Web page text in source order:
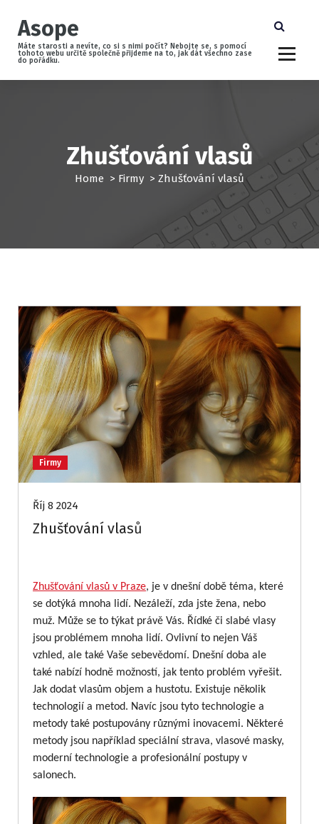
Asope
Máte starosti a nevíte, co si s nimi počít? Nebojte se, s pomocí
tohoto webu určitě společně přijdeme na to, jak dát všechno zase
do pořádku.
Zhušťování vlasů
Home > Firmy > Zhušťování vlasů
Firmy
Říj 8 2024
Zhušťování vlasů
Zhušťování vlasů v Praze, je v dnešní době téma, které
se dotýká mnoha lidí. Nezáleží, zda jste žena, nebo
muž. Může se to týkat právě Vás. Řídké či slabé vlasy
jsou problémem mnoha lidí. Ovlivní to nejen Váš
vzhled, ale také Vaše sebevědomí. Dnešní doba ale
také nabízí hodně možností, jak tento problém vyřešit.
Jak dodat vlasům objem a hustotu. Existuje několik
technologií a metod. Navíc jsou tyto technologie a
metody také postupovány různými inovacemi. Některé
metody jsou například speciální strava, vlasové masky,
moderní technologie a profesionální postupy v
salonech.